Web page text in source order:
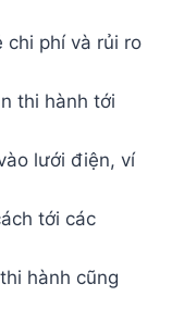
chi phí và rủi ro
thi hành tới
lưới điện, ví
tới các
hành cũng